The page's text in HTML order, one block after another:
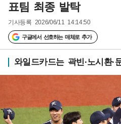
표팀 최종 발탁
기사등록 2026/06/11 14:14:50
구글에서 선호하는 매체로 추가
와일드카드는 곽빈·노시환·